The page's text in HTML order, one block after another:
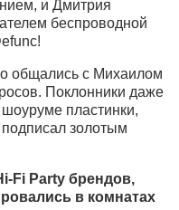
и Дмитрия
беспроводной
общались с Михаилом
Поклонники даже
пластинки,
золотым
Fi Party брендов,
в комнатах